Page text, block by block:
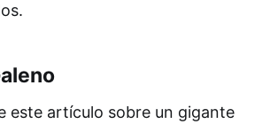
este artículo sobre un gigante